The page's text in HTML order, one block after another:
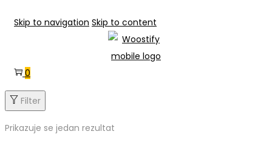
Skip to navigation Skip to content
0
Filter
Prikazuje se jedan rezultat